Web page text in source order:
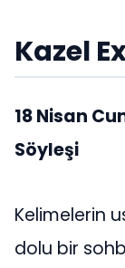
Kazel
18 Nisan
Söyleşi
Kelimelerin
dolu bir